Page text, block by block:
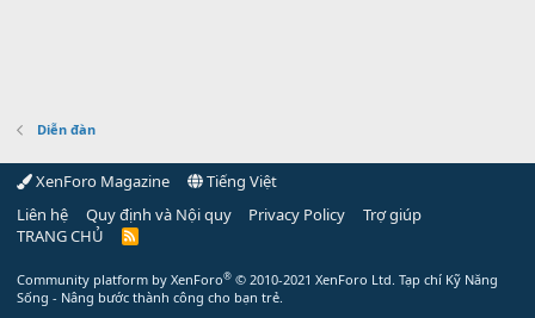
Diễn đàn
XenForo Magazine
Tiếng Việt
Liên hệ
Quy định và Nội quy Privacy Policy
Trợ giúp
TRANG CHỦ
R
Community platform by XenForo® © 2010-2021 XenForo Ltd. Tạp chí Kỹ Năng
Sống - Nâng bước thành công cho bạn trẻ.